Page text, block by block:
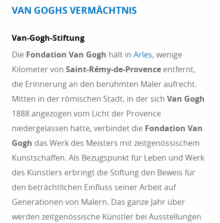
VAN GOGHS VERMÄCHTNIS
Van-Gogh-Stiftung
Die Fondation Van Gogh hält in Arles, wenige
Kilometer von Saint-Rémy-de-Provence entfernt,
die Erinnerung an den berühmten Maler aufrecht.
Mitten in der römischen Stadt, in der sich Van Gogh
1888 angezogen vom Licht der Provence
niedergelassen hatte, verbindet die Fondation Van
Gogh das Werk des Meisters mit zeitgenössischem
Kunstschaffen. Als Bezugspunkt für Leben und Werk
des Künstlers erbringt die Stiftung den Beweis für
den beträchtlichen Einfluss seiner Arbeit auf
Generationen von Malern. Das ganze Jahr über
werden zeitgenössische Künstler bei Ausstellungen